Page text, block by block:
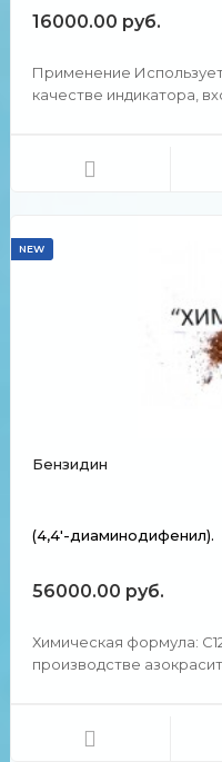
(п-Хинонмоно[бис(4-
кораллин).
16000.00 руб.
Применение
качестве индикатора,
физические свойства
NEW
Бензидин
(4,4'-диаминодифенил).
56000.00 руб.
Химическая формула:
производстве
катионов (Cu2+ , Au3+,